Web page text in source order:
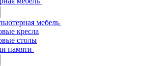
мебель
кресла
столы
памяти